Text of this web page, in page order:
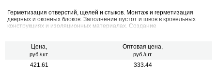
Герметизация отверстий, щелей и стыков. Монтаж и герметизация
дверных и оконных блоков. Заполнение пустот и швов в кровельных
конструкциях и изоляционных материалах. Создание
Цена,
руб./шт.
Оптовая цена,
руб./шт.
421.61 333.44